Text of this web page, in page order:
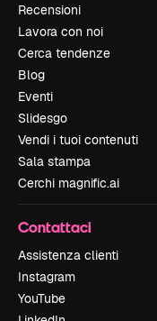
Recensioni
Lavora con noi
Cerca tendenze
Blog
Eventi
Slidesgo
Vendi i tuoi contenuti
Sala stampa
Cerchi magnific.ai
Contattaci
Assistenza clienti
Instagram
YouTube